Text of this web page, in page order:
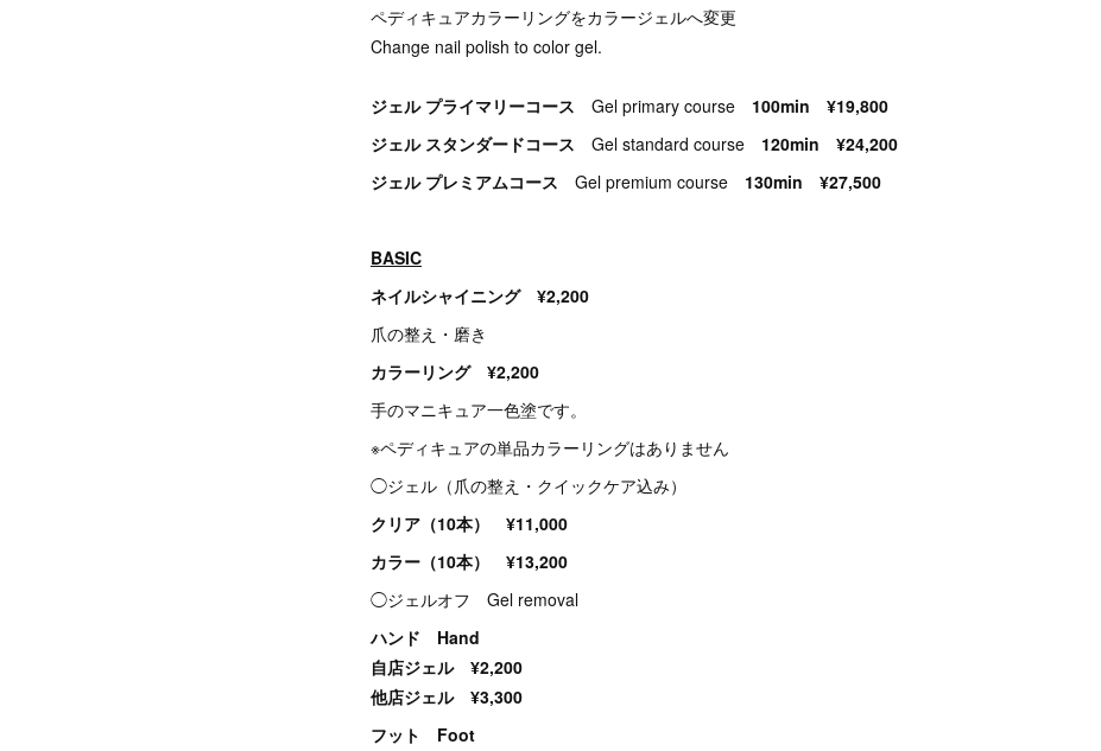
ペディキュアカラーリングをカラージェルへ変更
Change nail polish to color gel.
ジェル プライマリーコース Gel primary course 100min ¥19,800
ジェル スタンダードコース Gel standard course 120min ¥24,200
ジェル プレミアムコース Gel premium course 130min ¥27,500
BASIC
ネイルシャイニング ¥2,200
爪の整え・磨き
カラーリング ¥2,200
手のマニキュア一色塗です。
※ペディキュアの単品カラーリングはありません
◯ジェル（爪の整え・クイックケア込み）
クリア（10本） ¥11,000
カラー（10本） ¥13,200
◯ジェルオフ Gel removal
ハンド Hand
自店ジェル ¥2,200
他店ジェル ¥3,300
フット Foot